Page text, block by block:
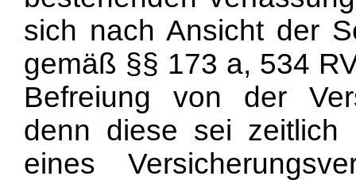
sich nach Ansicht der
gemäß §§ 173 a, 534
Befreiung von der
denn diese sei zeitlich
eines